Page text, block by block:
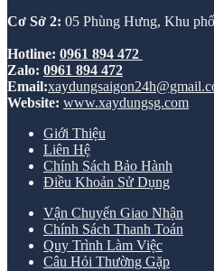
Cơ Sở 2: 05 Phùng Hưng, Khu
Hotline: 0961 894 472
Zalo: 0961 894 472
Email:
Website: www.xaydungsg.com
Giới Thiệu
Liên Hệ
Chính Sách Bảo Hành
Điều Khoản Sử Dụng
Vận Chuyển Giao Nhận
Chính Sách Thanh Toán
Quy Trình Làm Việc
Câu Hỏi Thường Gặp